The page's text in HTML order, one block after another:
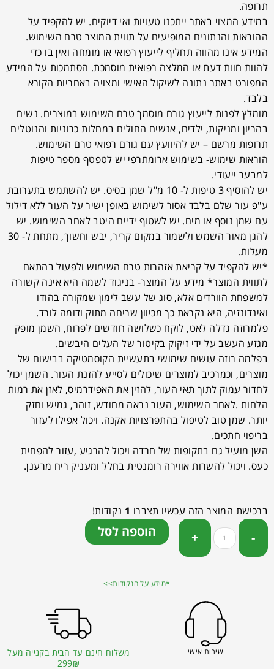
תרופה.
במידע המצוי באתר ייתכנו טעויות ואי דיוקים. יש להקפיד על
ההוראות והנתונים המופיעים על תווית המוצר טרם השימוש.
המידע אינו מהווה תחליף לייעוץ רפואי או מומחה ואין בו כדי
להוות חוות דעת או המלצה רפואית מוסמכת. הסתמכות על המידע
המפורט באתר נתונה לשיקול האישי ומצויה באחריות הקורא
בלבד.
מומלץ לפנות לייעוץ גורם מוסמך טרם השימוש במוצרים. נשים
בהריון ומניקות, ילדים, אנשים החולים במחלות כרוניות והנוטלים
תרופות מרשם – יש להיוועץ עם גורם רפואי טרם השימוש.
הוראות שימוש- בשימוש ארומתרפי יש לטפטף מספר טיפות
למבער ייעודי.
יש להוסיף 3 טיפות ל- 10 מ"ל שמן בסיס. יש להשתמש בתערובת
ע"פ עור שלם בלבד אסור לשימוש באופן ישיר על העור ללא דילול
עם שמן נוסף או מים. יש לשטוף ידיים היטב לאחר השימוש. יש
להגן מאור השמש ולשמור במקום קריר, יבש וחשוך, מתחת ל- 30
מעלות.
*יש להקפיד על קריאת אזהרות טרם השימוש ולפעול בהתאם
לתווית המוצר* מידע על המוצר- בניגוד לשמה היא אינה קשורה
למשפחת הוורדים אלא, סוג של עשב לימון שמקורה בהודו
ואינדונזיה, היא נקראת כך מכיוון שריחה מתוק ודומה לורד.
פלמרוזה גדלה לאט, לוקח כשלושה חודשים לפרוח, השמן מופק
מגזע העשב על ידי זיקוק בקיטור של העלים היבשים.
בפלמה רוזה עושים שימושי בתעשיית הקוסמטיקה בבישום של
מוצרים, וכמרכיב למוצרים שיכולים לסייע להזנת העור. השמן יכול
לחדור עמוק לתוך תאי העור, להזין את האפידרמיס, לאזן את רמות
הלחות .לאחר השימוש, העור נראה מחודש, זוהר, גמיש וחזק
יותר. שמן טוב לטיפול בהתפרצויות אקנה. ויכול אפילו לעזור
בריפוי חתכים.
השן מועיל גם בתקופות של חרדה ויכול להרגיע ,עזור להפחית
כעס. ויכול להשרות אווירה רומנטית בחלל ומעניק ריח מרענן.
ברכישת המוצר הזה עכשיו תצברו 1 נקודות!
הוספה לסל
*מידע על הנקודות>>
שירות אישי
משלוח חינם עד הבית בקנייה מעל
299₪